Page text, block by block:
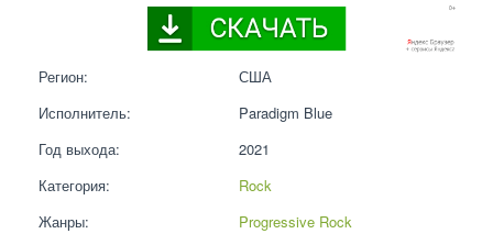
Регион:
США
Исполнитель:
Paradigm Blue
Год выхода:
2021
Категория:
Rock
Жанры:
Progressive Rock